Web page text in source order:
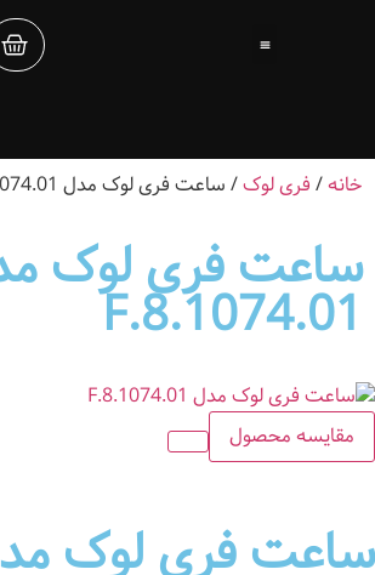
خانه/ فری لوک/ ساعت فری لوک مدل F.8.1074.01
ساعت فری لوک
F.8.1074.01
مقایسه محصول
ساعت فری لوک